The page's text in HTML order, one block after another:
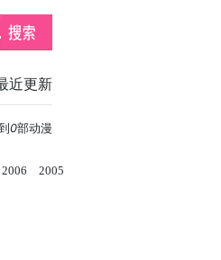
近更新
0部动漫
2006
2005